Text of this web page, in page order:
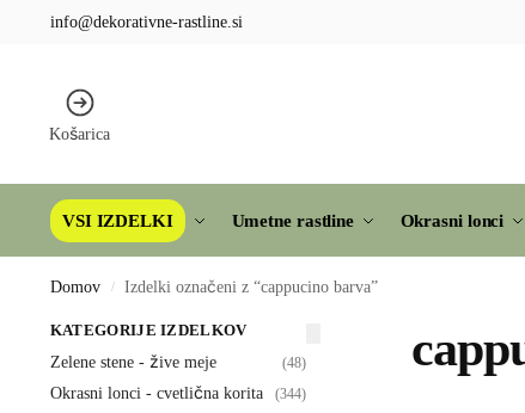
info@dekorativne-rastline.si
Košarica
VSI IZDELKI Umetne rastline Okrasni lonci
Domov / Izdelki označeni z “cappucino barva”
KATEGORIJE IZDELKOV
Zelene stene - žive meje
(48)
Okrasni lonci - cvetlična korita (344)